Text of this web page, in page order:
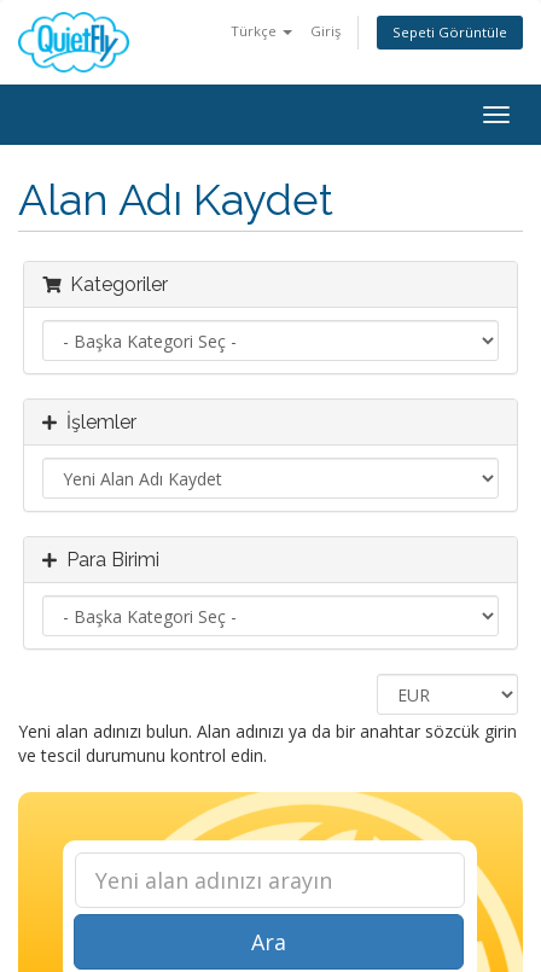
Türkçe Giriş Sepeti Görüntüle
Alan Adı Kaydet
Kategoriler
İşlemler
Para Birimi
Yeni alan adınızı bulun. Alan adınızı ya da bir anahtar sözcük girin
ve tescil durumunu kontrol edin.
Ara